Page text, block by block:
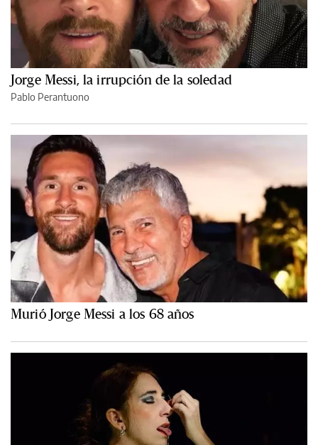
Jorge Messi, la irrupción de la soledad
Pablo Perantuono
Murió Jorge Messi a los 68 años